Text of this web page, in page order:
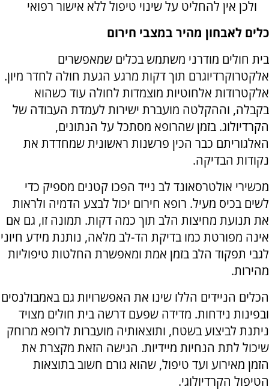
ולכן אין להחליט על שינוי טיפול ללא אישור רפואי
כלים לאבחון מהיר במצבי חירום
בית חולים מודרני משתמש בכלים שמאפשרים
אלקטרוקרדיוגרם תוך דקות מרגע הגעת חולה לחדר מיון.
אלקטרודות אלחוטיות מוצמדות לחולה עוד כשהוא
בקבלה, וההקלטה מועברת ישירות לעמדת העבודה של
הקרדיולוג. בזמן שהרופא מסתכל על הנתונים,
האלגוריתם כבר הכין פרשנות ראשונית שמחדדת את
נקודות הבדיקה.
מכשירי אולטרסאונד לב נייד הפכו קטנים מספיק כדי
לשים בכיס מעיל. רופא חירום יכול לבצע הדמיה ולראות
את תנועת מחיצות הלב תוך כמה דקות. תמונה זו, גם אם
אינה מפורטת כמו בדיקת הד-לב מלאה, נותנת מידע חיוני
לגבי תפקוד הלב בזמן אמת ומאפשרת החלטות טיפוליות
מהירות.
הכלים הניידים הללו שינו את האפשרויות גם באמבולנסים
ובפינות נידחות. מדידה שפעם דרשה בית חולים מצויד
ניתנת לביצוע בשטח, ותוצאותיה מועברות לרופא מרוחק
שיכול לתת הנחיות מיידיות. הגישה הזאת מקצרת את
הזמן מאירוע ועד טיפול, שהוא גורם חשוב בתוצאות
הטיפול הקרדיולוגי.